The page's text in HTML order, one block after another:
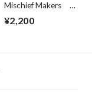
Mischief Makers
LATER BITCH!
¥2,200